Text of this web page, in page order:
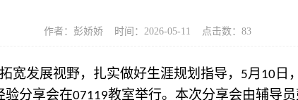
作者：彭娇娇 时间：2026-05-11 点击数： 83
宽发展视野，扎实做好生涯规划指导， 5月 10 日
验分享会在07119教室举行。本次分享会由辅导